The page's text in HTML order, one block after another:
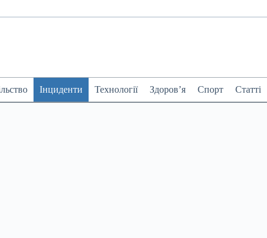
Інциденти Технології Здоров’я Спорт Статті